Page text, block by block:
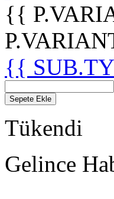
{{
{{
Sepete Ekle
Tükendi
Gelince